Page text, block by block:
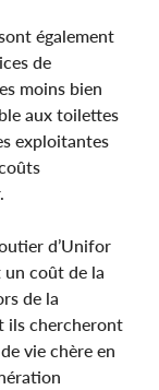
également
de
moins bien
aux toilettes
exploitantes
d’Unifor
coût de la
de la
ils chercheront
vie chère en